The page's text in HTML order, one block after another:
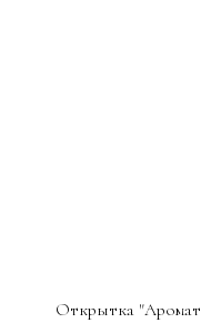
Открытка "Аромат